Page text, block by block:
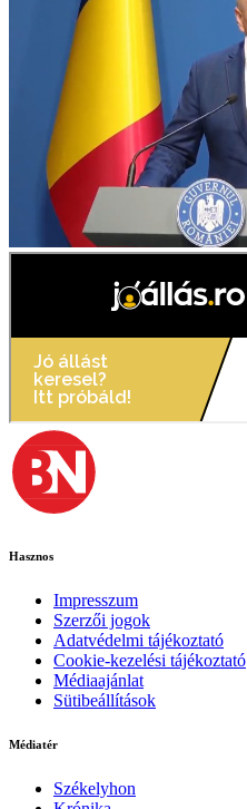
Hasznos
Impresszum
Szerzői jogok
Adatvédelmi tájékoztató
Cookie-kezelési tájékoztató
Médiaajánlat
Sütibeállítások
Médiatér
Székelyhon